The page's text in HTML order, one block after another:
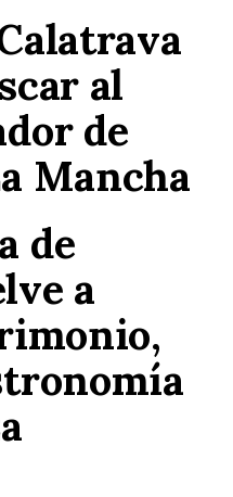
al
de
Mancha
de
a